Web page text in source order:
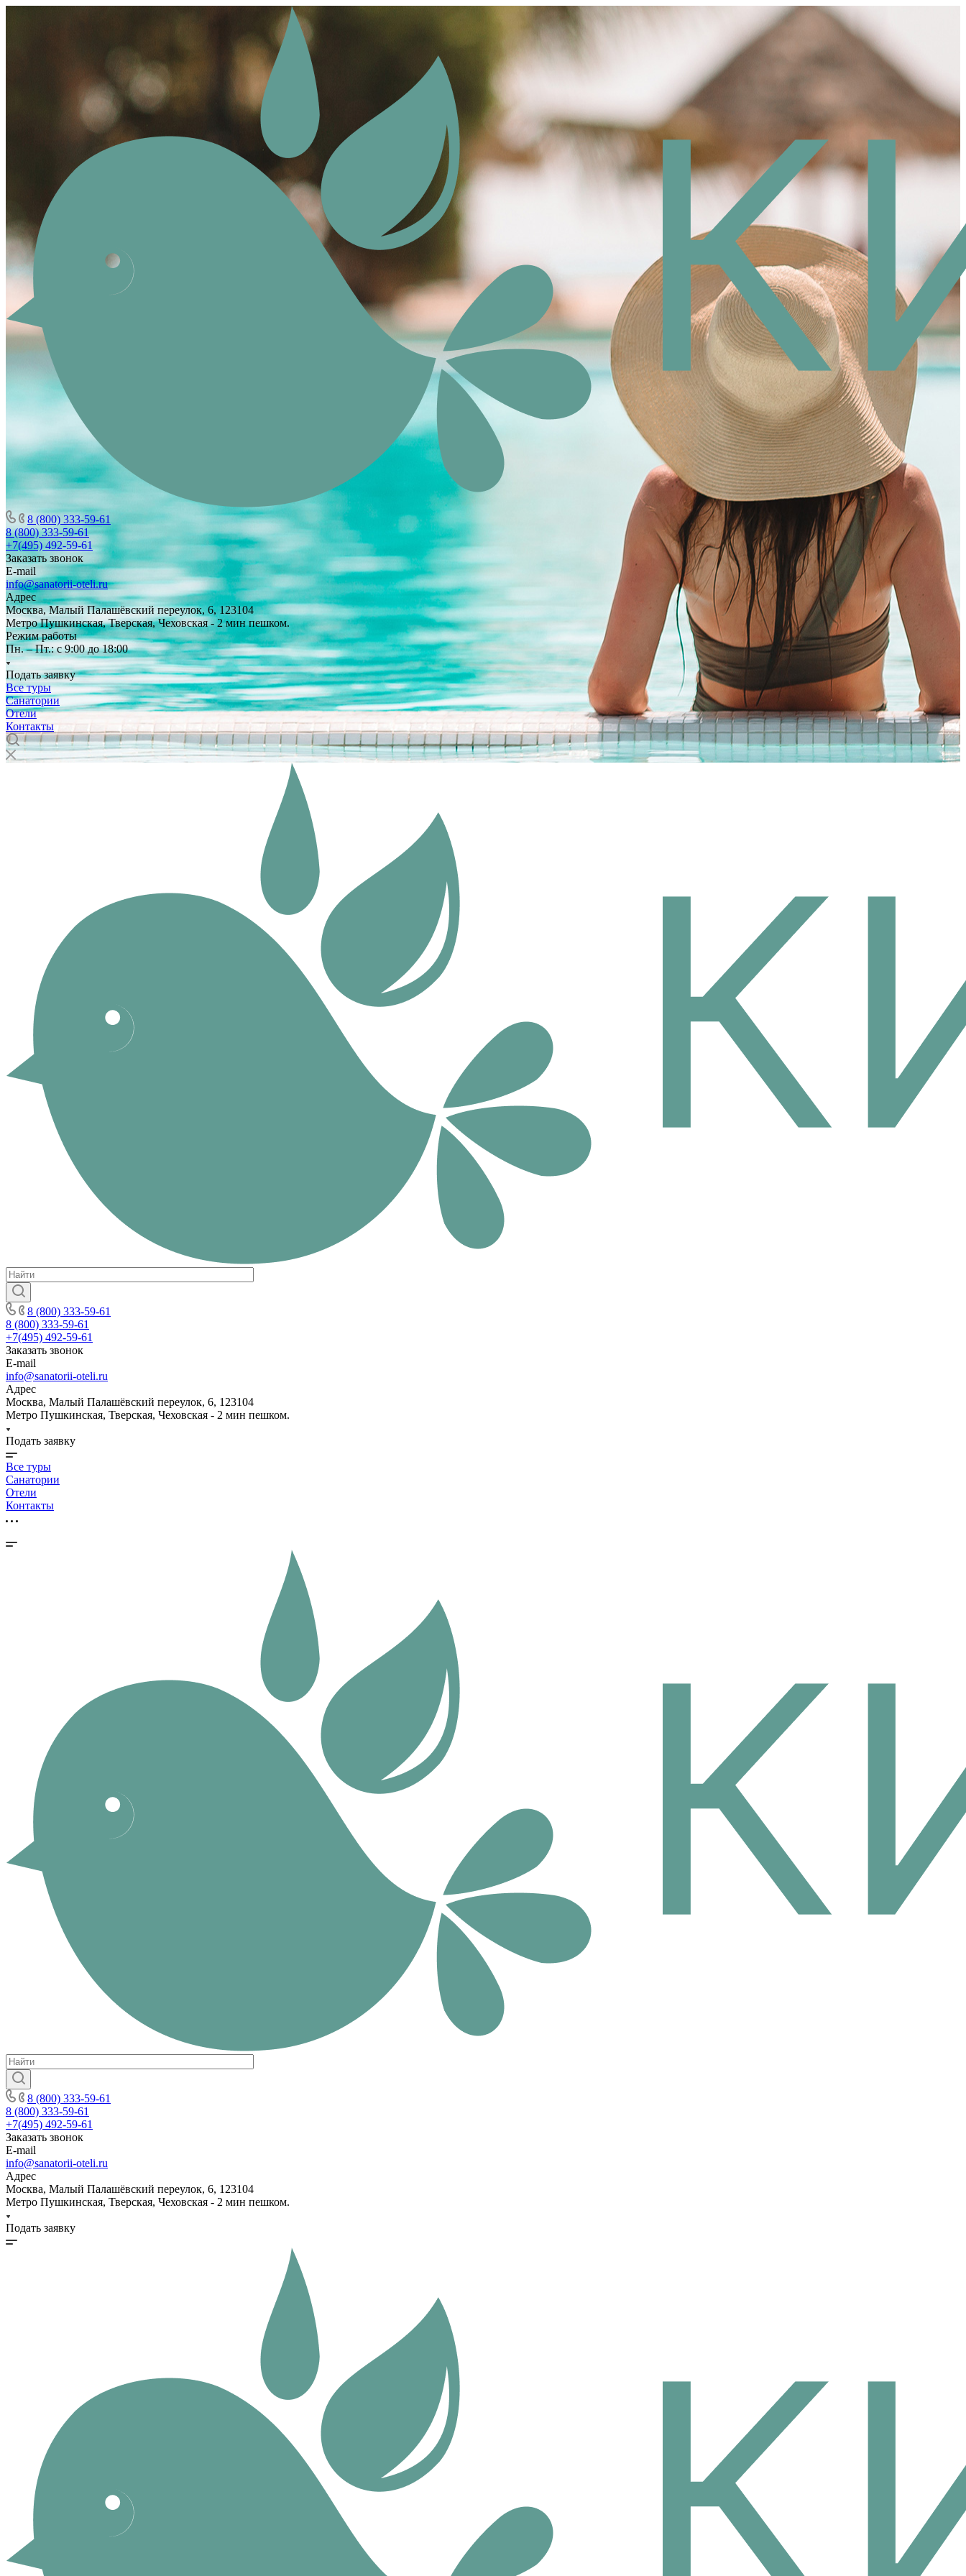
8 (800) 333-59-61
8 (800) 333-59-61
+7(495) 492-59-61
Заказать звонок
E-mail
info@sanatorii-oteli.ru
Адрес
Москва, Малый Палашёвский переулок, 6, 123104
Метро Пушкинская, Тверская, Чеховская - 2 мин пешком.
Режим работы
Пн. – Пт.: с 9:00 до 18:00
Подать заявку
Все туры
Санатории
Отели
Контакты
8 (800) 333-59-61
8 (800) 333-59-61
+7(495) 492-59-61
Заказать звонок
E-mail
info@sanatorii-oteli.ru
Адрес
Москва, Малый Палашёвский переулок, 6, 123104
Метро Пушкинская, Тверская, Чеховская - 2 мин пешком.
Подать заявку
Все туры
Санатории
Отели
Контакты
8 (800) 333-59-61
8 (800) 333-59-61
+7(495) 492-59-61
Заказать звонок
E-mail
info@sanatorii-oteli.ru
Адрес
Москва, Малый Палашёвский переулок, 6, 123104
Метро Пушкинская, Тверская, Чеховская - 2 мин пешком.
Подать заявку